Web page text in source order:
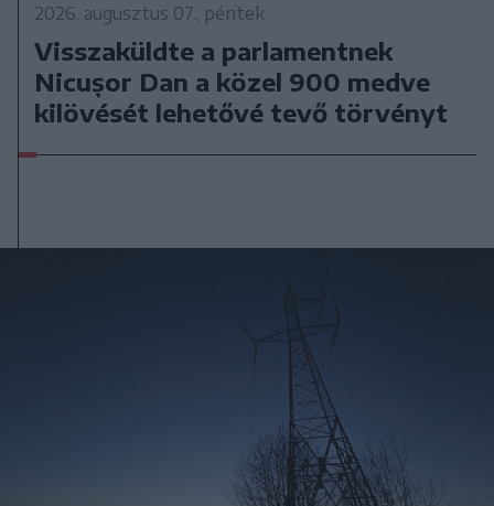
2026. augusztus 07., péntek
Visszaküldte a parlamentnek
Nicușor Dan a közel 900 medve
kilövését lehetővé tevő törvényt